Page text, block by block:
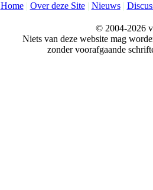
Home| Over deze Site| Nieuws|
© 2004-2026
Niets van deze website mag
zonder voorafgaande